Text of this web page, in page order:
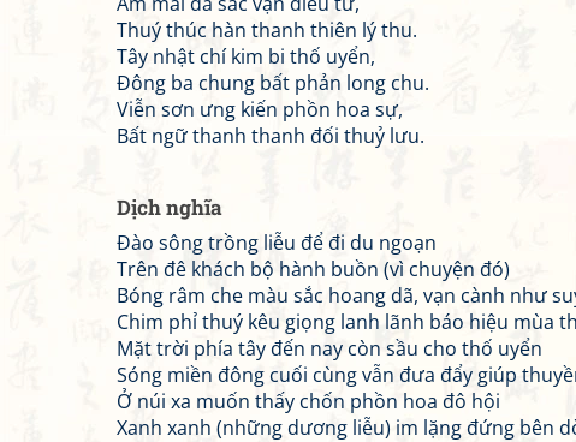
Thuý thúc hàn thanh thiên lý thu.
Tây nhật chí kim bi thố uyển,
Đông ba chung bất phản long chu.
Viễn sơn ưng kiến phồn hoa sự,
Bất ngữ thanh thanh đối thuỷ lưu.
Dịch nghĩa
Đào sông trồng liễu để đi du ngoạn
Trên đê khách bộ hành buồn (vì chuyện đó)
Bóng râm che màu sắc hoang dã, vạn cành như
Chim phỉ thuý kêu giọng lanh lãnh báo hiệu mùa
Mặt trời phía tây đến nay còn sầu cho thố uyển
Sóng miền đông cuối cùng vẫn đưa đẩy giúp
Ở núi xa muốn thấy chốn phồn hoa đô hội
Xanh xanh (những dương liễu) im lặng đứng bên